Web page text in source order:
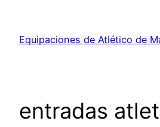
contenido
Equipaciones de Atlético de
entradas